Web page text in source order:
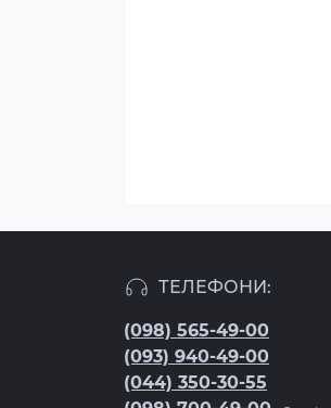
ТЕЛЕФОНИ:
(098) 565-49-00
(093) 940-49-00
(044) 350-30-55